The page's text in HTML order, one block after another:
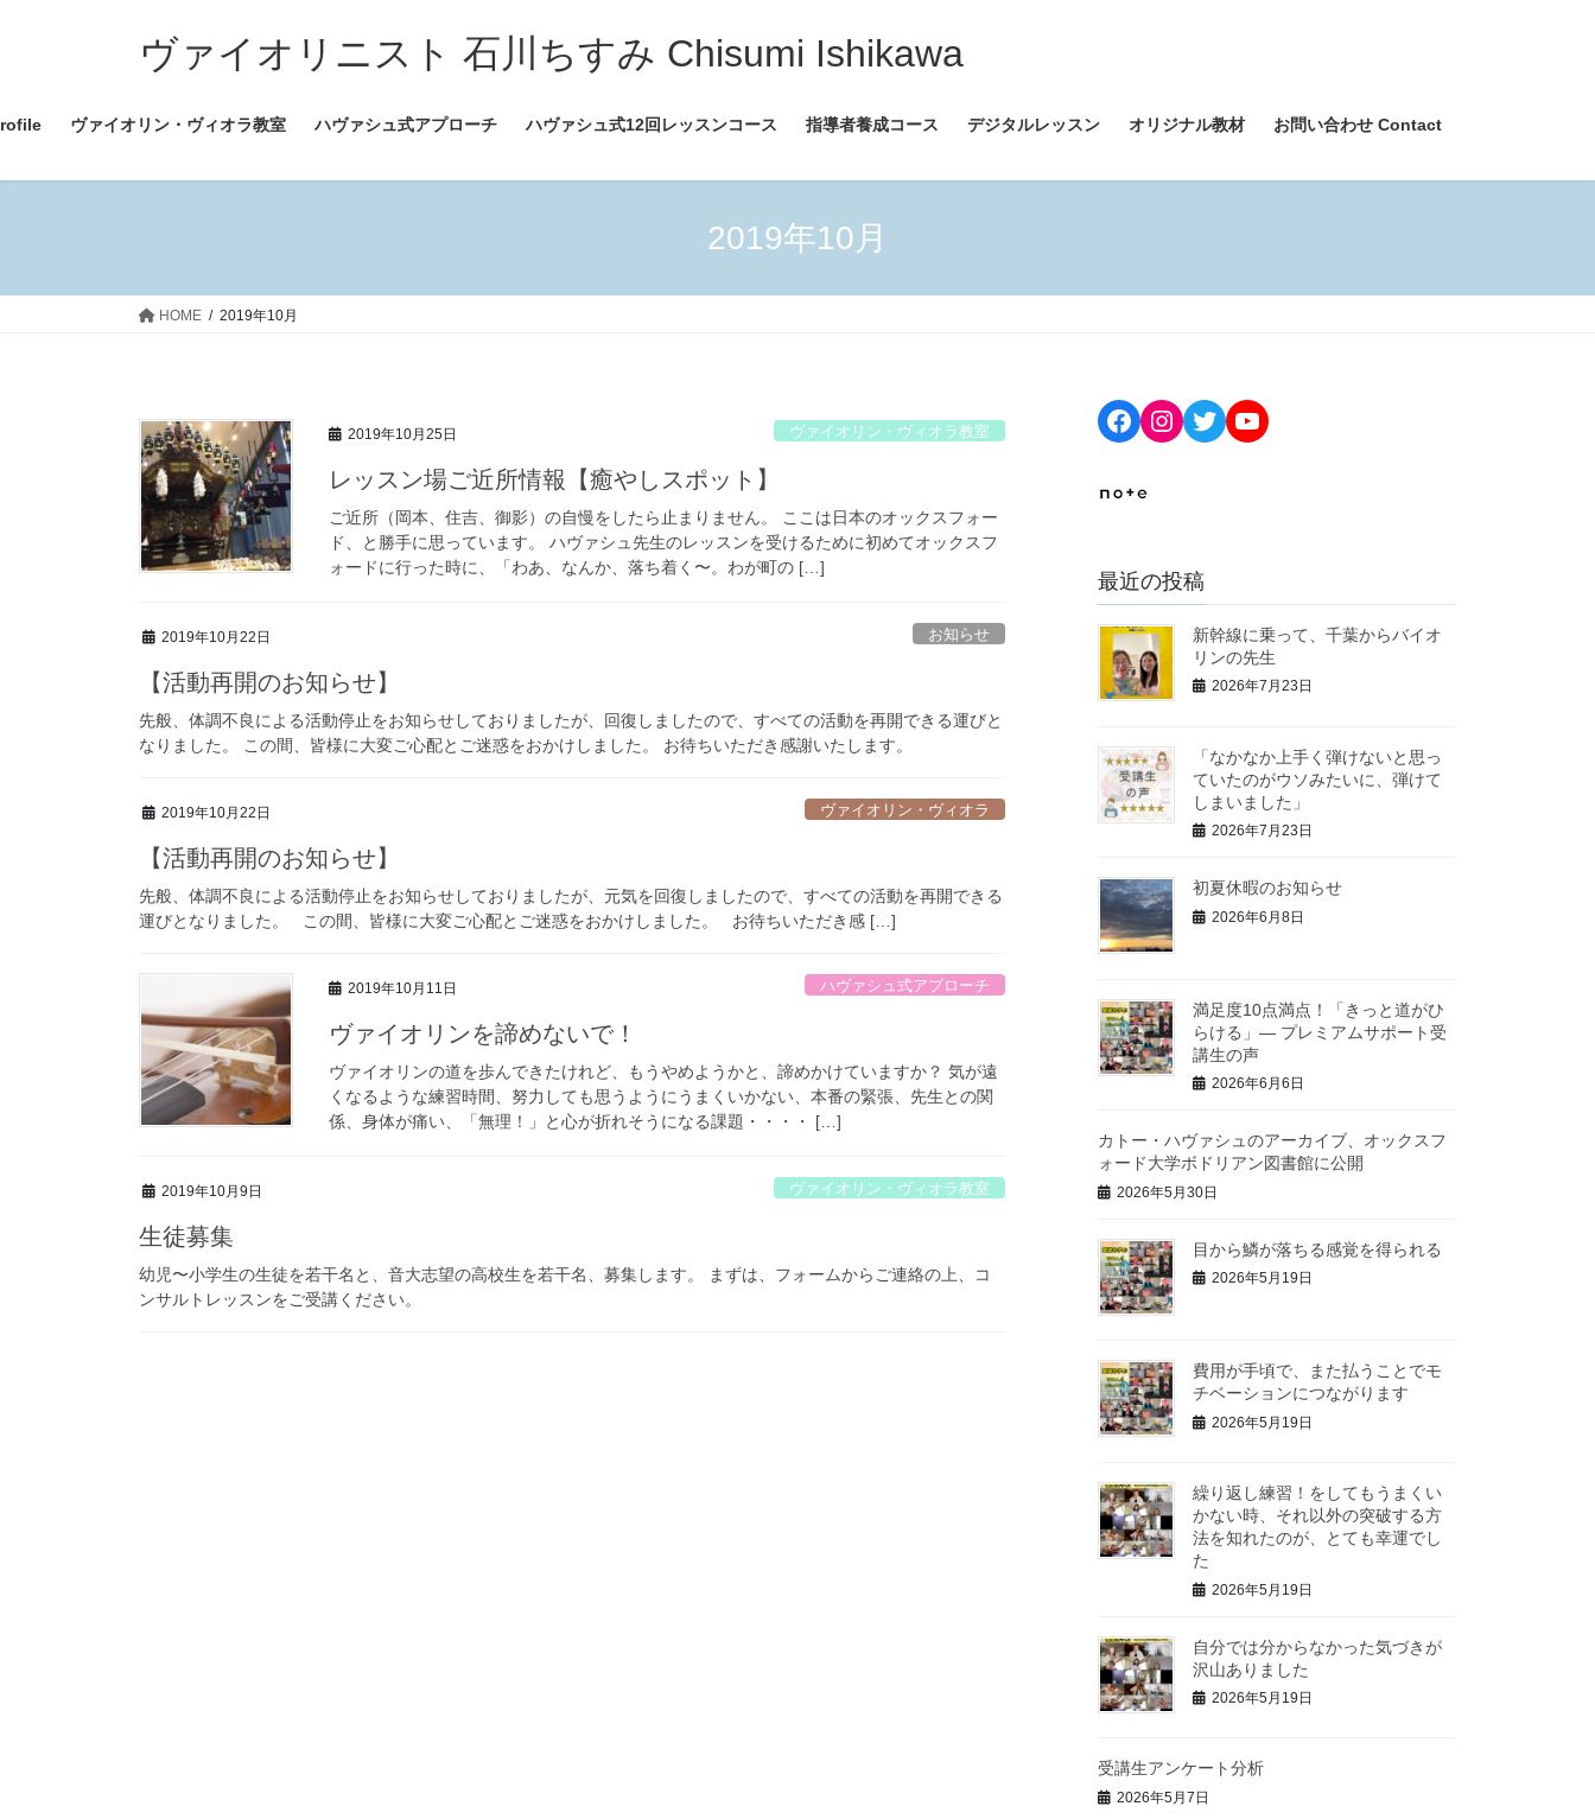
ツ
ス
シ
ン
ヴァイオリニスト 石川ちすみ Chisumi Ishikawa
ヴァイオリン・ヴィオラ教室 ハヴァシュ式アプローチ ハヴァシュ式12回レッスンコース 指導者養成コース デジタルレッスン オリジナル教材 お問い合わせ Contact
2019年10月
HOME 2019年10月
2019年10月25日 ヴァイオリン・ヴィオラ教室
レッスン場ご近所情報【癒やしスポット】
ご近所（岡本、住吉、御影）の自慢をしたら止まりません。 ここは日本のオックスフォー
ド、と勝手に思っています。 ハヴァシュ先生のレッスンを受けるために初めてオックスフ
ォードに行った時に、「わあ、なんか、落ち着く〜。わが町の […]
2019年10月22日 お知らせ
【活動再開のお知らせ】
先般、体調不良による活動停止をお知らせしておりましたが、回復しましたので、すべての活動を再開できる運びと
なりました。 この間、皆様に大変ご心配とご迷惑をおかけしました。 お待ちいただき感謝いたします。
2019年10月22日 ヴァイオリン・ヴィオラ
【活動再開のお知らせ】
先般、体調不良による活動停止をお知らせしておりましたが、元気を回復しましたので、すべての活動を再開できる
運びとなりました。 この間、皆様に大変ご心配とご迷惑をおかけしました。 お待ちいただき感 […]
2019年10月11日 ハヴァシュ式アプローチ
ヴァイオリンを諦めないで！
ヴァイオリンの道を歩んできたけれど、もうやめようかと、諦めかけていますか？ 気が遠
くなるような練習時間、努力しても思うようにうまくいかない、本番の緊張、先生との関
係、身体が痛い、「無理！」と心が折れそうになる課題・・・・ […]
2019年10月9日 ヴァイオリン・ヴィオラ教室
生徒募集
幼児〜小学生の生徒を若干名と、音大志望の高校生を若干名、募集します。 まずは、フォームからご連絡の上、コ
ンサルトレッスンをご受講ください。
Facebook
Instagram
TwitterYouTube
最近の投稿
新幹線に乗って、千葉からバイオ
リンの先生
2026年7月23日
「なかなか上手く弾けないと思っ
ていたのがウソみたいに、弾けて
しまいました」
2026年7月23日
初夏休暇のお知らせ
2026年6月8日
満足度10点満点！「きっと道がひ
らける」— プレミアムサポート受
講生の声
2026年6月6日
カトー・ハヴァシュのアーカイブ、オックスフ
ォード大学ボドリアン図書館に公開
2026年5月30日
目から鱗が落ちる感覚を得られる
2026年5月19日
費用が手頃で、また払うことでモ
チベーションにつながります
2026年5月19日
繰り返し練習！をしてもうまくい
かない時、それ以外の突破する方
法を知れたのが、とても幸運でし
た
2026年5月19日
自分では分からなかった気づきが
沢山ありました
2026年5月19日
受講生アンケート分析
2026年5月7日